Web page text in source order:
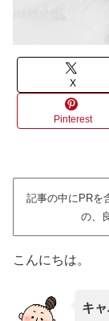
X
Pinterest
記事の中にPRを
の、
こんにちは。
キ